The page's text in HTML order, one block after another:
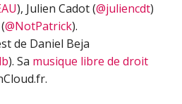
), Julien Cadot (@juliencdt)
@NotPatrick).
de Daniel Beja
). Sa musique libre de droit